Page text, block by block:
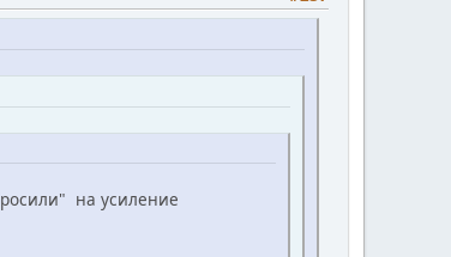
на усиление